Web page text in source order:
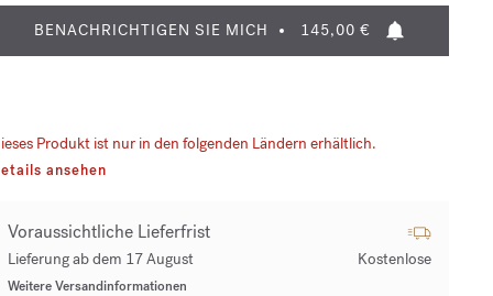
BENACHRICHTIGEN SIE MICH 145,00 €
Produkt ist nur in den folgenden Ländern erhältlich.
ansehen
Voraussichtliche Lieferfrist
Lieferung ab dem 17 August Kostenlose
Weitere Versandinformationen